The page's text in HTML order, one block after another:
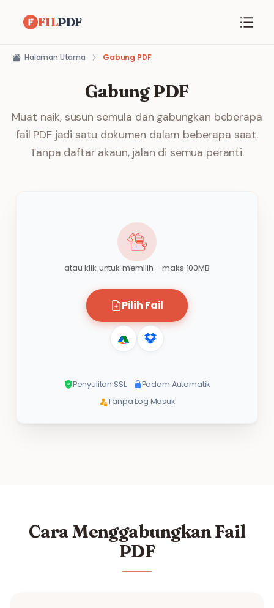
FILPDF
Halaman Utama Gabung PDF
Gabung PDF
Muat naik, susun semula dan gabungkan beberapa
fail PDF jadi satu dokumen dalam beberapa saat.
Tanpa daftar akaun, jalan di semua peranti.
atau klik untuk memilih - maks 100MB
Pilih Fail
Penyulitan SSL
Padam Automatik
Tanpa Log Masuk
Cara Menggabungkan Fail
PDF